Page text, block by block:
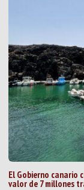
El Gobierno canario
valor de 7 millones